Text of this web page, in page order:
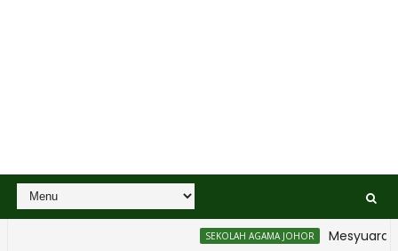
SEKOLAH AGAMA JOHOR Mesyuarat